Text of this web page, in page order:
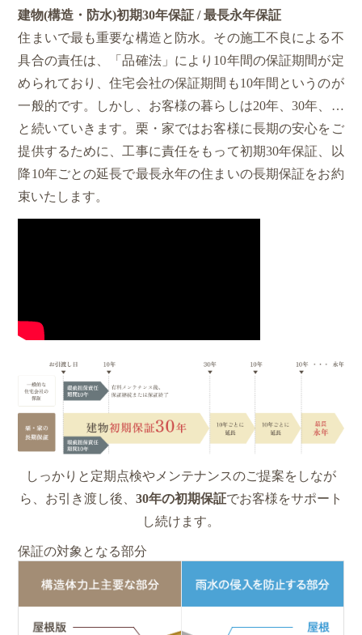
建物(構造・防水)初期30年保証 / 最長永年保証
住まいで最も重要な構造と防水。その施工不良による不
具合の責任は、「品確法」により10年間の保証期間が定
められており、住宅会社の保証期間も10年間というのが
一般的です。しかし、お客様の暮らしは20年、30年、…
と続いていきます。栗・家ではお客様に長期の安心をご
提供するために、工事に責任をもって初期30年保証、以
降10年ごとの延長で最長永年の住まいの長期保証をお約
束いたします。
しっかりと定期点検やメンテナンスのご提案をしなが
ら、 お引き渡し後、 30年の初期保証でお客様をサポート
し続けます。
保証の対象となる部分